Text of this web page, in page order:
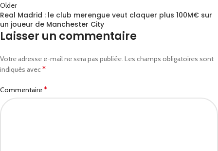
Older
Real Madrid : le club merengue veut claquer plus 100M€ sur
un joueur de Manchester City
Laisser un commentaire
Votre adresse e-mail ne sera pas publiée. Les champs obligatoires sont
indiqués avec *
Commentaire*